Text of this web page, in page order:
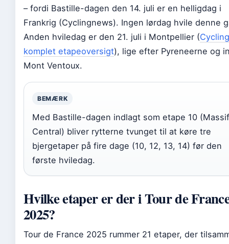
– fordi Bastille-dagen den 14. juli er en helligdag i
Frankrig (Cyclingnews). Ingen lørdag hvile denne
Anden hviledag er den 21. juli i Montpellier (
komplet etapeoversigt), lige efter Pyreneerne og
Mont Ventoux.
BEMÆRK
Med Bastille-dagen indlagt som etape 10 (Massif
Central) bliver rytterne tvunget til at køre tre
bjergetaper på fire dage (10, 12, 13, 14) før den
første hviledag.
Hvilke etaper er der i Tour de
2025?
Tour de France 2025 rummer 21 etaper, der